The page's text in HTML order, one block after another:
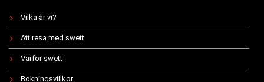
Vilka är vi?
Att resa med swett
Varför swett
Bokningsvillkor